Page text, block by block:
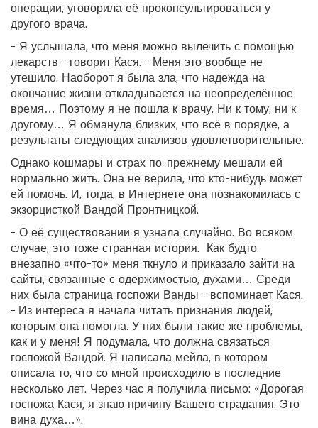
операции, уговорила её проконсультироваться у
другого врача.
- Я услышала, что меня можно вылечить с помощью
лекарств – говорит Кася. – Меня это вообще не
утешило. Наоборот я была зла, что надежда на
окончание жизни откладывается на неопределённое
время… Поэтому я не пошла к врачу. Ни к тому, ни к
другому… Я обманула близких, что всё в порядке, а
результаты следующих анализов удовлетворительные.
Однако кошмары и страх по-прежнему мешали ей
нормально жить. Она не верила, что кто-нибудь может
ей помочь. И, тогда, в Интернете она познакомилась с
экзорцисткой Вандой Пронтницкой.
- О её существовании я узнала случайно. Во всяком
случае, это тоже странная история. Как будто
внезапно «что-то» меня ткнуло и приказало зайти на
сайты, связанные с одержимостью, духами… Среди
них была страница госпожи Ванды – вспоминает Кася.
– Из интереса я начала читать признания людей,
которым она помогла. У них были такие же проблемы,
как и у меня! Я подумала, что должна связаться
госпожой Вандой. Я написала мейла, в котором
описала то, что со мной происходило в последние
несколько лет. Через час я получила письмо: «Дорогая
госпожа Кася, я знаю причину Вашего страдания. Это
вина духа…».